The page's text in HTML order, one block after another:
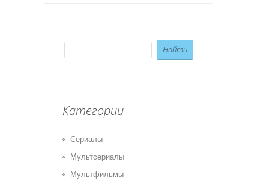
Категории
Сериалы
Мультсериалы
Мультфильмы